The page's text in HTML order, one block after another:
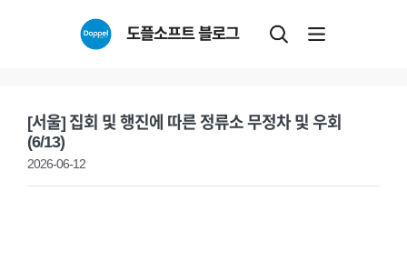
도플소프트 블로그
[서울] 집회 및 행진에 따른 정류소 무정차 및 우회
(6/13)
2026-06-12